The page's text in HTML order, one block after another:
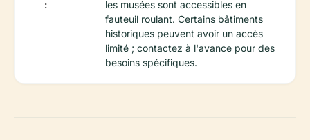
:
les musées sont accessibles en
fauteuil roulant. Certains bâtiments
historiques peuvent avoir un accès
limité ; contactez à l'avance pour des
besoins spécifiques.